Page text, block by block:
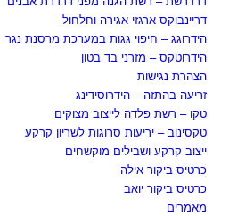
דריינבוקס ארגזי אגירה וחלחול
הידרוגג – חיפוי גגות במערכת מרסנת נגר
הידרוטקס – מזרני בד בטון
הצהרת נגישות
זריעה בהתזה – הידרוסידינג
טקו – רשת פלדה לייצוב מצוקים
טקסינוב – יריעות סרוגות לשריון קרקע
ייצוב קרקע ושבילים מוקשחים
כרטיס ביקור אילה
כרטיס ביקור יואב
מאמרים